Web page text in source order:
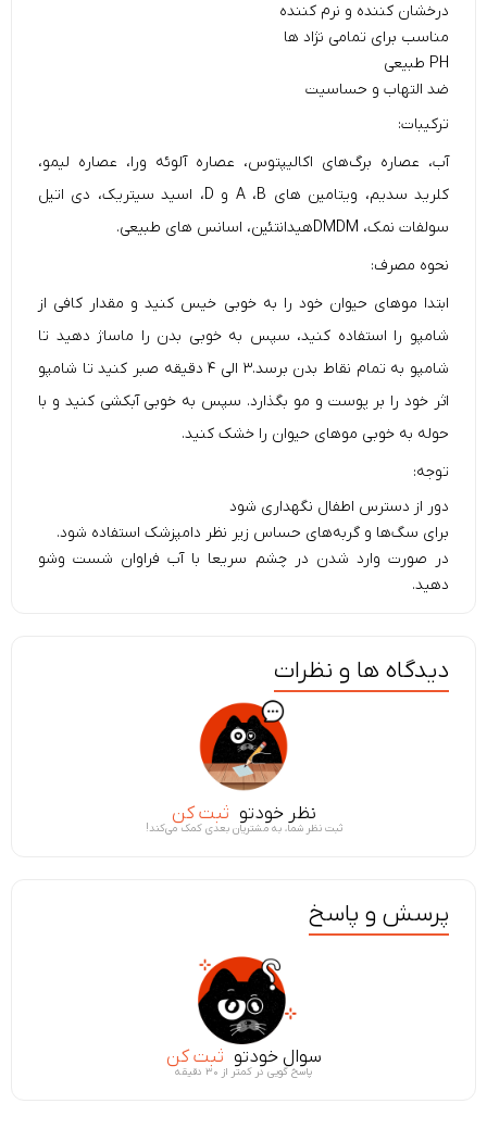
درخشان کننده و نرم کننده
مناسب برای تمامی نژاد ها
PH طبیعی
ضد التهاب و حساسیت
ترکیبات:
آب، عصاره برگ‌های اکالیپتوس، عصاره آلوئه ورا، عصاره لیمو،
کلرید سدیم، ویتامین های A ،B و D، اسید سیتریک، دی اتیل
سولفات نمک، DMDMهیدانتئین، اسانس های طبیعی.
نحوه مصرف:
ابتدا موهای حیوان خود را به خوبی خیس کنید و مقدار کافی از
شامپو را استفاده کنید، سپس به خوبی بدن را ماساژ دهید تا
شامپو به تمام نقاط بدن برسد.۳ الی ۴ دقیقه صبر کنید تا شامپو
اثر خود را بر پوست و مو بگذارد. سپس به خوبی آبکشی کنید و با
حوله به خوبی موهای حیوان را خشک کنید.
توجه:
دور از دسترس اطفال نگهداری شود
برای سگ‌ها و گربه‌های حساس زیر نظر دامپزشک استفاده شود.
در صورت وارد شدن در چشم سریعا با آب فراوان شست وشو
دهید.
دیدگاه ها و نظرات
نظر خودتو ثبت کن
ثبت نظر شما، به مشتریان بعدی کمک می‌کند!
پرسش و پاسخ
سوال خودتو ثبت کن
پاسخ گویی در کمتر از ۳۰ دقیقه